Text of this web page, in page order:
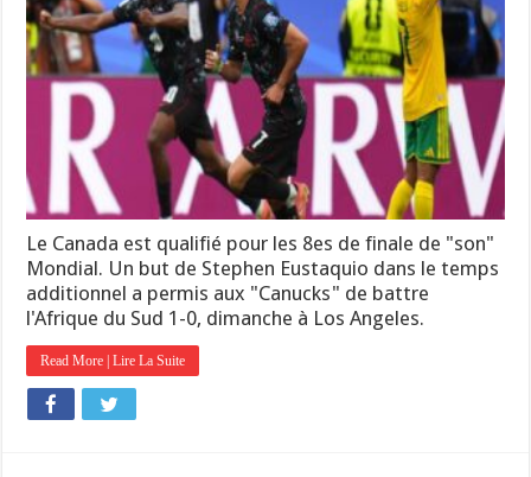
Le Canada est qualifié pour les 8es de finale de "son"
Mondial. Un but de Stephen Eustaquio dans le temps
additionnel a permis aux "Canucks" de battre
l'Afrique du Sud 1-0, dimanche à Los Angeles.
Read More | Lire La Suite